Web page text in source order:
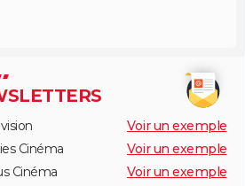
Voir un exemple
Cinéma
Voir un exemple
Cinéma
Voir un exemple